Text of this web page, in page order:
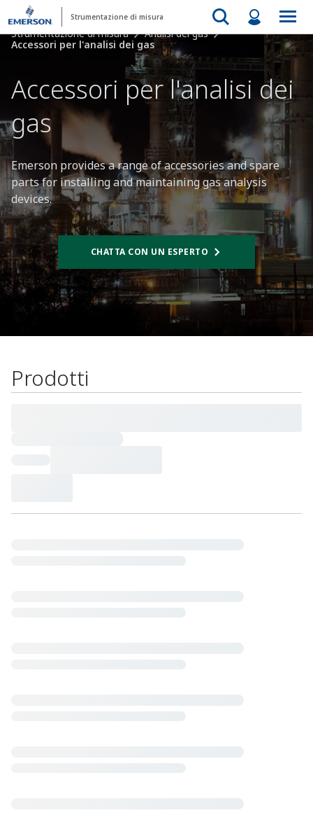
Strumentazione di misura
Strumentazione di misura
Analisi dei gas
Accessori per l'analisi dei gas
Accessori per l'analisi dei
gas​
Emerson provides a range of accessories and spare
parts for installing and maintaining gas analysis
devices.​​
CHATTA CON UN ESPERTO​​​
Prodotti